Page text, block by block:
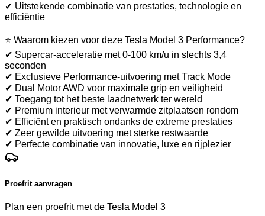
✔ Uitstekende combinatie van prestaties, technologie en
efficiëntie
⭐ Waarom kiezen voor deze Tesla Model 3 Performance?
✔ Supercar-acceleratie met 0-100 km/u in slechts 3,4
seconden
✔ Exclusieve Performance-uitvoering met Track Mode
✔ Dual Motor AWD voor maximale grip en veiligheid
✔ Toegang tot het beste laadnetwerk ter wereld
✔ Premium interieur met verwarmde zitplaatsen rondom
✔ Efficiënt en praktisch ondanks de extreme prestaties
✔ Zeer gewilde uitvoering met sterke restwaarde
✔ Perfecte combinatie van innovatie, luxe en rijplezier
Proefrit aanvragen
Plan een proefrit met de Tesla Model 3